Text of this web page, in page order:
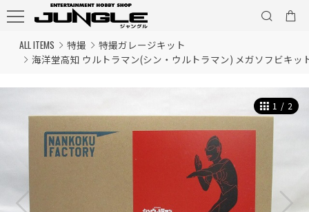
ALL ITEMS 特撮
特撮ガレージキット
海洋堂高知 ウルトラマン(シン・ウルトラマン) メガソフビキッ
1 / 2